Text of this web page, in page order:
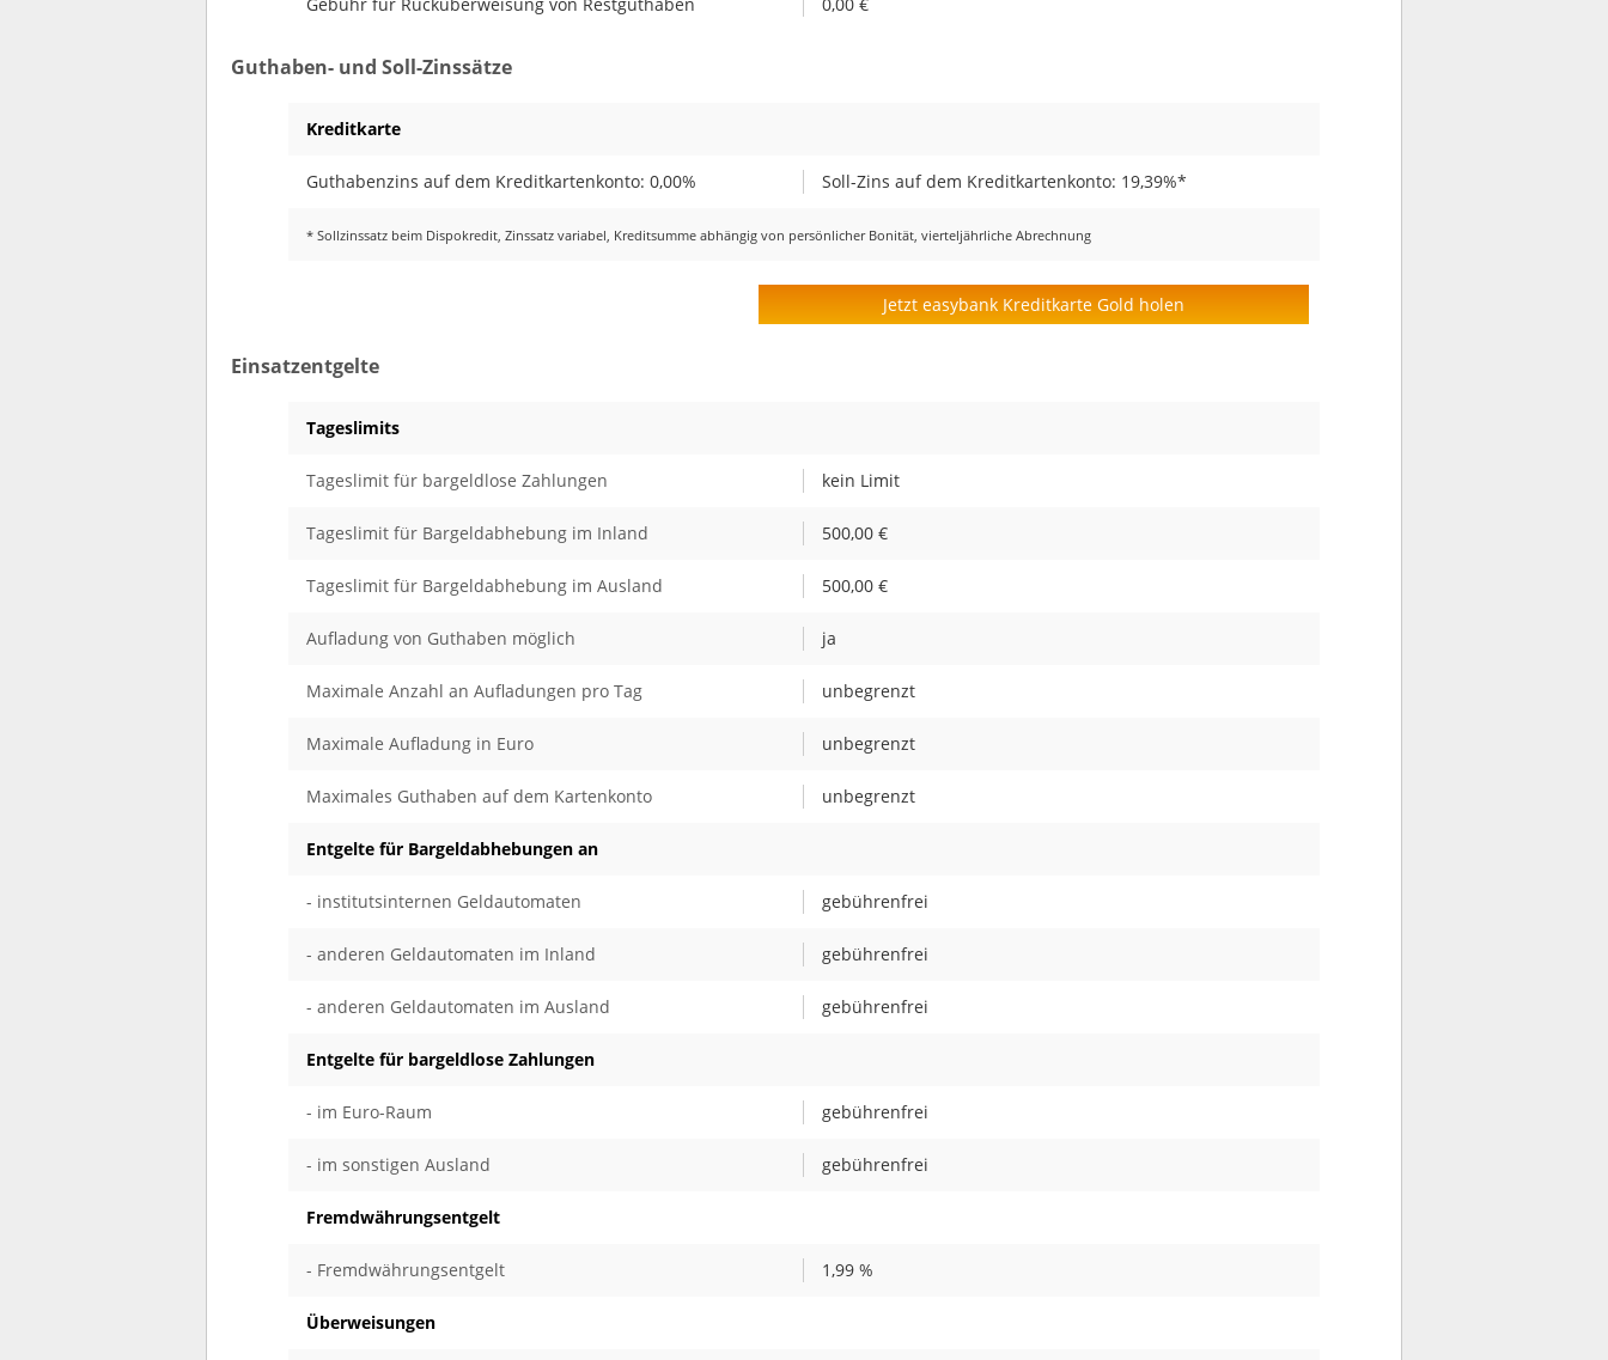
Guthaben- und Soll-Zinssätze
Kreditkarte
Guthabenzins auf dem Kreditkartenkonto: 0,00% Soll-Zins auf dem Kreditkartenkonto: 19,39%*
* Sollzinssatz beim Dispokredit, Zinssatz variabel, Kreditsumme abhängig von persönlicher Bonität, vierteljährliche Abrechnung
Jetzt easybank Kreditkarte Gold holen
Einsatzentgelte
Tageslimits
Tageslimit für bargeldlose Zahlungen kein Limit
Tageslimit für Bargeldabhebung im Inland 500,00 €
Tageslimit für Bargeldabhebung im Ausland 500,00 €
Aufladung von Guthaben möglich ja
Maximale Anzahl an Aufladungen pro Tag unbegrenzt
Maximale Aufladung in Euro unbegrenzt
Maximales Guthaben auf dem Kartenkonto unbegrenzt
Entgelte für Bargeldabhebungen an
- institutsinternen Geldautomaten gebührenfrei
- anderen Geldautomaten im Inland gebührenfrei
- anderen Geldautomaten im Ausland gebührenfrei
Entgelte für bargeldlose Zahlungen
- im Euro-Raum gebührenfrei
- im sonstigen Ausland gebührenfrei
Fremdwährungsentgelt
- Fremdwährungsentgelt 1,99 %
Überweisungen